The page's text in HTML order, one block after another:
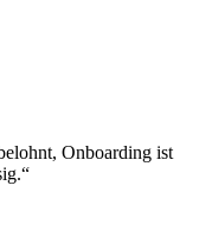
Onboarding ist